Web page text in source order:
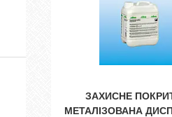
ЗАХИСНЕ
МЕТАЛІЗОВАНА